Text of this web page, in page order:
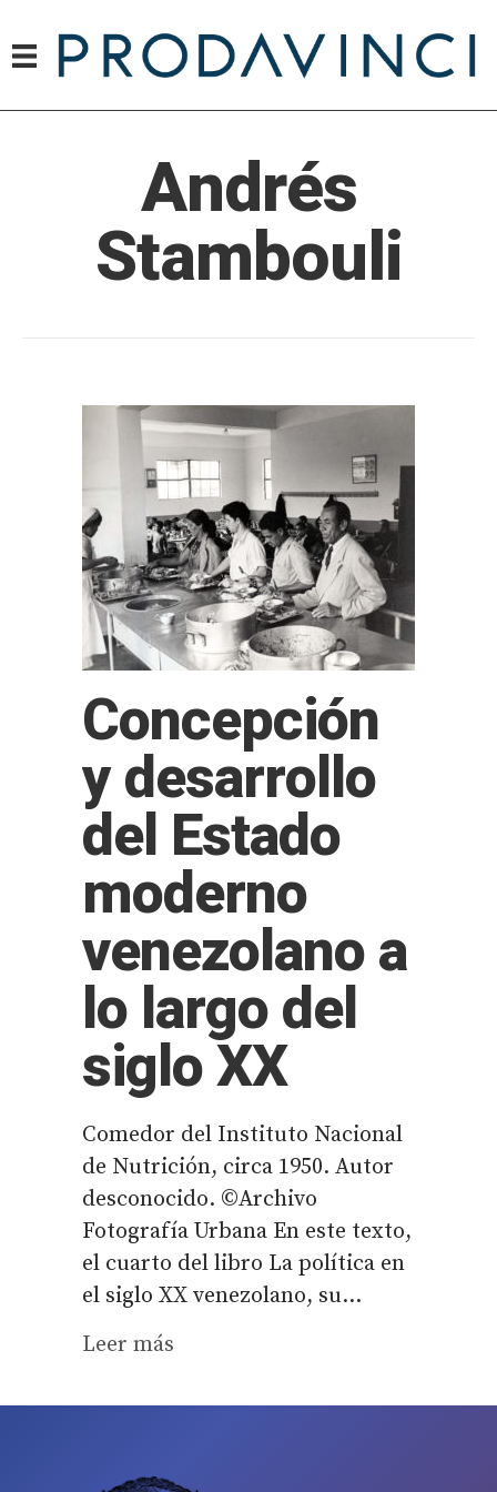
Andrés
Stambouli
Concepción
y desarrollo
del Estado
moderno
venezolano a
lo largo del
siglo XX
Comedor del Instituto Nacional
de Nutrición, circa 1950. Autor
desconocido. ©Archivo
Fotografía Urbana En este texto,
el cuarto del libro La política en
el siglo XX venezolano, su...
Leer más